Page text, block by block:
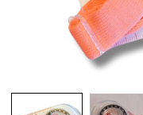
Über uns